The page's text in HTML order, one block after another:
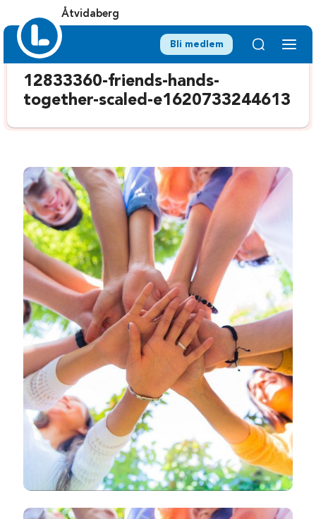
Åtvidaberg
Bli medlem
12833360-friends-hands-
together-scaled-e1620733244613